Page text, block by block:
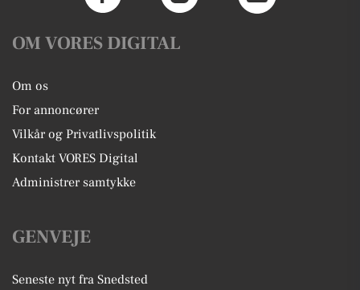
OM VORES DIGITAL
Om os
For annoncører
Vilkår og Privatlivspolitik
Kontakt VORES Digital
Administrer samtykke
GENVEJE
Seneste nyt fra Snedsted